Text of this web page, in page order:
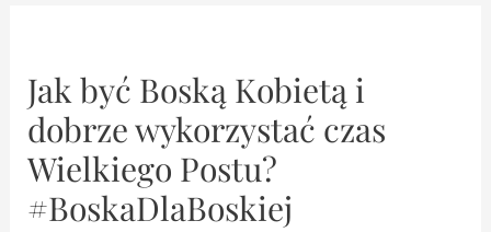
Jak być Boską Kobietą i
dobrze wykorzystać czas
Wielkiego Postu?
#BoskaDlaBoskiej